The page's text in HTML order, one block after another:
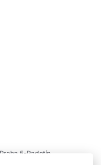
5-Radotín